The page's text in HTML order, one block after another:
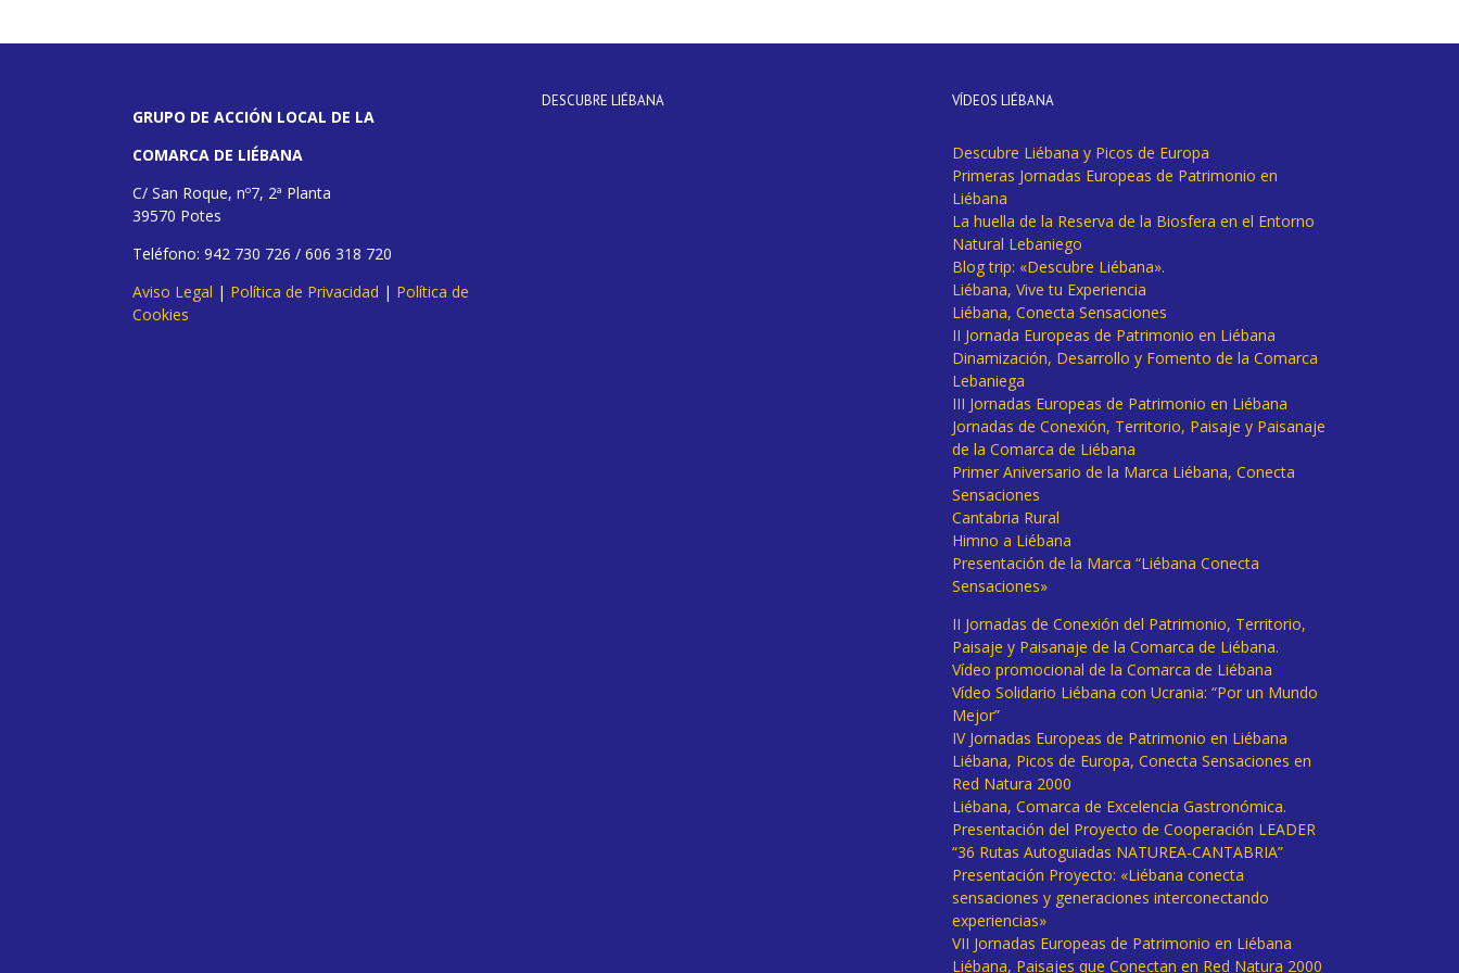
GRUPO DE ACCIÓN LOCAL DE LA
COMARCA DE LIÉBANA
C/ San Roque, nº7, 2ª Planta
39570 Potes
Teléfono: 942 730 726 / 606 318 720
Aviso Legal | Política de Privacidad | Política de
Cookies
DESCUBRE LIÉBANA VÍDEOS LIÉBANA
Descubre Liébana y Picos de Europa
Primeras Jornadas Europeas de Patrimonio en
Liébana
La huella de la Reserva de la Biosfera en el Entorno
Natural Lebaniego
Blog trip: «Descubre Liébana».
Liébana, Vive tu Experiencia
Liébana, Conecta Sensaciones
II Jornada Europeas de Patrimonio en Liébana
Dinamización, Desarrollo y Fomento de la Comarca
Lebaniega
III Jornadas Europeas de Patrimonio en Liébana
Jornadas de Conexión, Territorio, Paisaje y Paisanaje
de la Comarca de Liébana
Primer Aniversario de la Marca Liébana, Conecta
Sensaciones
Cantabria Rural
Himno a Liébana
Presentación de la Marca “Liébana Conecta
Sensaciones»
II Jornadas de Conexión del Patrimonio, Territorio,
Paisaje y Paisanaje de la Comarca de Liébana.
Vídeo promocional de la Comarca de Liébana
Vídeo Solidario Liébana con Ucrania: “Por un Mundo
Mejor”
IV Jornadas Europeas de Patrimonio en Liébana
Liébana, Picos de Europa, Conecta Sensaciones en
Red Natura 2000
Liébana, Comarca de Excelencia Gastronómica.
Presentación del Proyecto de Cooperación LEADER
“36 Rutas Autoguiadas NATUREA-CANTABRIA”
Presentación Proyecto: «Liébana conecta
sensaciones y generaciones interconectando
experiencias»
VII Jornadas Europeas de Patrimonio en Liébana
Liébana, Paisajes que Conectan en Red Natura 2000